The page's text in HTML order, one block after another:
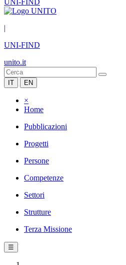
UNI-FIND
|
UNI-FIND
unito.it
IT EN
×
Home
Pubblicazioni
Progetti
Persone
Competenze
Settori
Strutture
Terza Missione
☰